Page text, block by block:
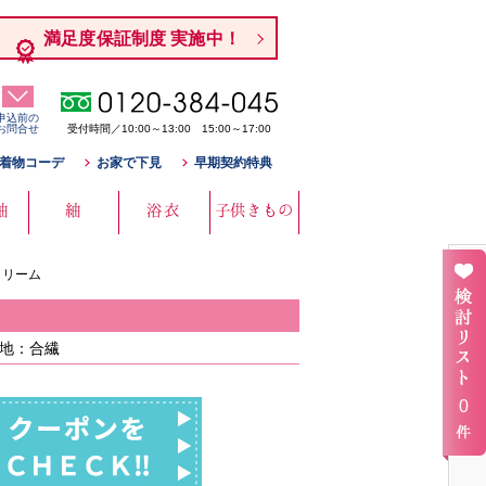
満足度保証制度 実施中！
込前の
問合せ
受付時間／10:00～13:00 15:00～17:00
物コーデ お家で下見 早期契約特典
紬 浴衣 子供きもの
ーム
：合繊
0